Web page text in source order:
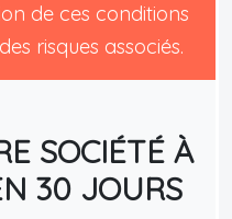
de ces conditions
risques associés.
SOCIÉTÉ À
30 JOURS